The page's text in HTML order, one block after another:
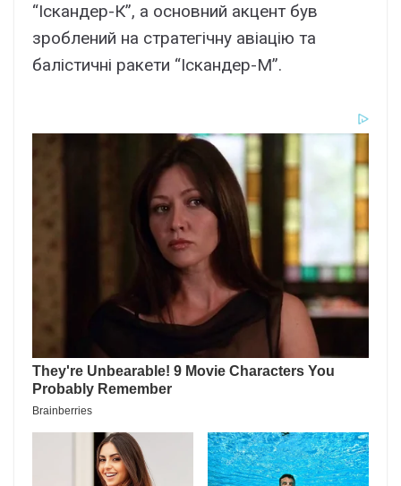
“Іскандер-К”, а основний акцент був
зроблений на стратегічну авіацію та
балістичні ракети “Іскандер-М”.